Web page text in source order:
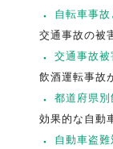
自転車事故
交通事故の被
交通事故被
飲酒運転事故
都道府県
効果的な自動
自動車盗難